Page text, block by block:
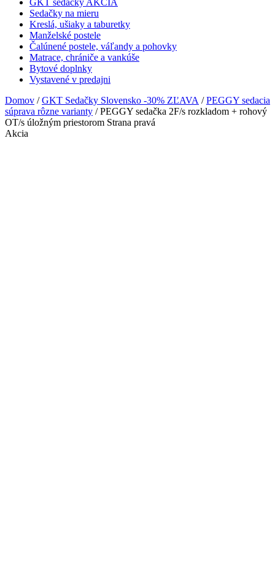
GKT sedačky AKCIA
Sedačky na mieru
Kreslá, ušiaky a taburetky
Manželské postele
Čalúnené postele, váľandy a pohovky
Matrace, chrániče a vankúše
Bytové doplnky
Vystavené v predajni
Domov /GKT Sedačky Slovensko -30% ZĽAVA /PEGGY sedacia
súprava rôzne varianty / PEGGY sedačka 2F/s rozkladom + rohový
OT/s úložným priestorom Strana pravá
Akcia